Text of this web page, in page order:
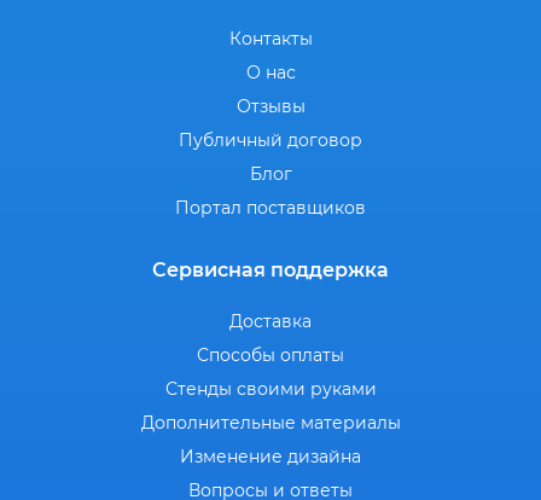
Контакты
О нас
Отзывы
Публичный договор
Блог
Портал поставщиков
Сервисная поддержка
Доставка
Способы оплаты
Стенды своими руками
Дополнительные материалы
Изменение дизайна
Вопросы и ответы